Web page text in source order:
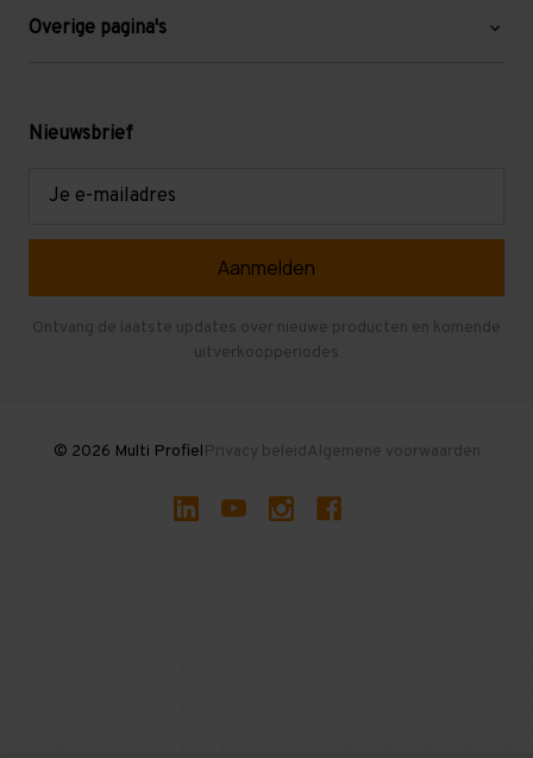
Blog
Levering en afhalen
Overige pagina's
Mezzanine
Gebruikte entresolvloeren
Nieuwsbrief
Ontvang de laatste updates over nieuwe producten en komende
uitverkoopperiodes
© 2026 Multi ProfielPrivacy beleidAlgemene voorwaarden